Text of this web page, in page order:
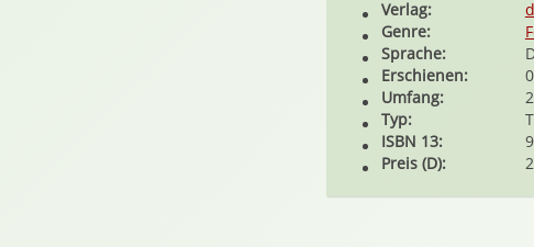
Verlag:
Genre:
Sprache:
Erschienen:
Umfang:
Typ:
ISBN 13:
Preis (D):